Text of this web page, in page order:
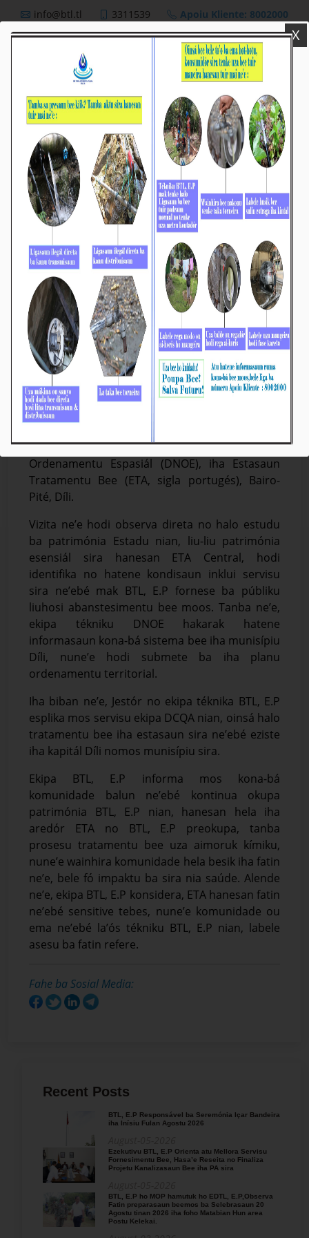
info@btl.tl 3311539 Apoiu Kliente: 8002000
BTL, E.P: DNOE Vizita no Observa Direta ETA
Central iha Bairo-Pité
Média_BTL, E.P 05-Febreiru-2024
Díli, 05/02/2024, iha loron 02 fulan ne’e, Jestór
no ekipa hosi Departamentu Kontrolu
Kualidade no Ambiente (DCQA, sigla portugés)
simu vizita ekipa tékniku hosi Diresaun Nasionál
Ordenamentu Espasiál (DNOE), iha Estasaun
Tratamentu Bee (ETA, sigla portugés), Bairo-
Pité, Díli.
Vizita ne’e hodi observa direta no halo estudu
ba patrimónia Estadu nian, liu-liu patrimónia
esensiál sira hanesan ETA Central, hodi
identifika no hatene kondisaun inklui servisu
sira ne’ebé mak BTL, E.P fornese ba públiku
liuhosi abanstesimentu bee moos. Tanba ne’e,
ekipa tékniku DNOE hakarak hatene
informasaun kona-bá sistema bee iha munisípiu
Díli, nune’e hodi submete ba iha planu
ordenamentu territorial.
Iha biban ne’e, Jestór no ekipa téknika BTL, E.P
esplika mos servisu ekipa DCQA nian, oinsá halo
tratamentu bee iha estasaun sira ne’ebé eziste
iha kapitál Díli nomos munisípiu sira.
Ekipa BTL, E.P informa mos kona-bá
komunidade balun ne’ebé kontinua okupa
patrimónia BTL, E.P nian, hanesan hela iha
aredór ETA no BTL, E.P preokupa, tanba
prosesu tratamentu bee uza aimoruk kímiku,
nune’e wainhira komunidade hela besik iha fatin
ne’e, bele fó impaktu ba sira nia saúde. Alende
ne’e, ekipa BTL, E.P konsidera, ETA hanesan fatin
ne’ebé sensitive tebes, nune’e komunidade ou
ema ne’ebé la’ós tékniku BTL, E.P nian, labele
asesu ba fatin refere.
Fahe ba Sosial Media:
Recent Posts
BTL, E.P Responsável ba Seremónia Içar Bandeira
iha Inísiu Fulan Agostu 2026
Ezekutivu BTL, E.P Orienta atu Mellora Servisu
Fornesimentu Bee, Hasa’e Reseita no Finaliza
Projetu Kanalizasaun Bee iha PA sira
BTL, E.P ho MOP hamutuk ho EDTL, E.P,Observa
Fatin preparasaun beemos ba Selebrasaun 20
Agostu tinan 2026 iha foho Matabian Hun area
Postu Kelekai.
X